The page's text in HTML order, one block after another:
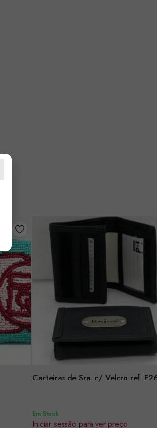
Carteiras de Sra. c/ Velcro ref.
Encomendar
Em Stock
Iniciar sessão para ver preço